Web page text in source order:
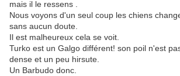
mais il le ressens .
Nous voyons d'un seul coup les chiens
sans aucun doute.
Il est malheureux cela se voit.
Turko est un Galgo différent! son poil n'est
dense et un peu hirsute.
Un Barbudo donc.